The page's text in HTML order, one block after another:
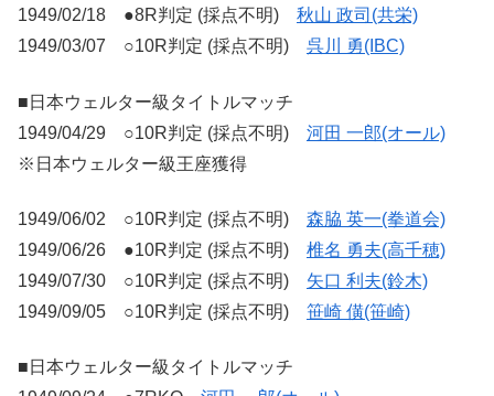
1949/02/18 ●8R判定 (採点不明) 秋山 政司(共栄)
1949/03/07 ○10R判定 (採点不明) 呉川 勇(IBC)
■日本ウェルター級タイトルマッチ
1949/04/29 ○10R判定 (採点不明) 河田 一郎(オール)
※日本ウェルター級王座獲得
1949/06/02 ○10R判定 (採点不明) 森脇 英一(拳道会)
1949/06/26 ●10R判定 (採点不明) 椎名 勇夫(高千穂)
1949/07/30 ○10R判定 (採点不明) 矢口 利夫(鈴木)
1949/09/05 ○10R判定 (採点不明) 笹崎 僙(笹崎)
■日本ウェルター級タイトルマッチ